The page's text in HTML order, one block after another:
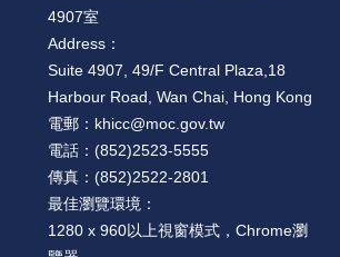
4907室
Address：
Suite 4907, 49/F Central Plaza,18
Harbour Road, Wan Chai, Hong Kong
電郵： khicc@moc.gov.tw
電話： (852)2523-5555
傳真： (852)2522-2801
最佳瀏覽環境：
1280 x 960以上視窗模式，Chrome瀏